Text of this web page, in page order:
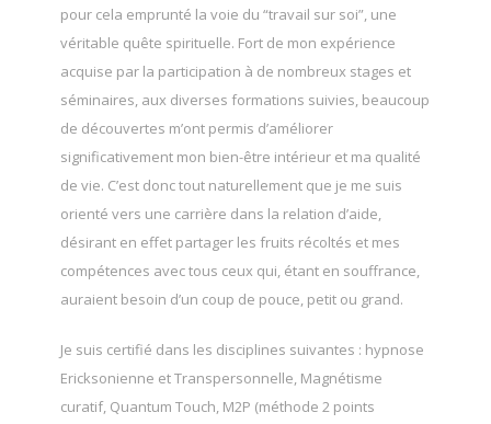
pour cela emprunté la voie du “travail sur soi”, une
véritable quête spirituelle. Fort de mon expérience
acquise par la participation à de nombreux stages et
séminaires, aux diverses formations suivies, beaucoup
de découvertes m’ont permis d’améliorer
significativement mon bien-être intérieur et ma qualité
de vie. C’est donc tout naturellement que je me suis
orienté vers une carrière dans la relation d’aide,
désirant en effet partager les fruits récoltés et mes
compétences avec tous ceux qui, étant en souffrance,
auraient besoin d’un coup de pouce, petit ou grand.
Je suis certifié dans les disciplines suivantes : hypnose
Ericksonienne et Transpersonnelle, Magnétisme
curatif, Quantum Touch, M2P (méthode 2 points